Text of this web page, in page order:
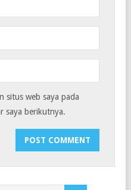
situs web saya pada
saya berikutnya.